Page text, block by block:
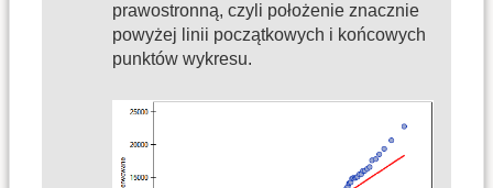
prawostronną, czyli położenie znacznie
powyżej linii początkowych i końcowych
punktów wykresu.